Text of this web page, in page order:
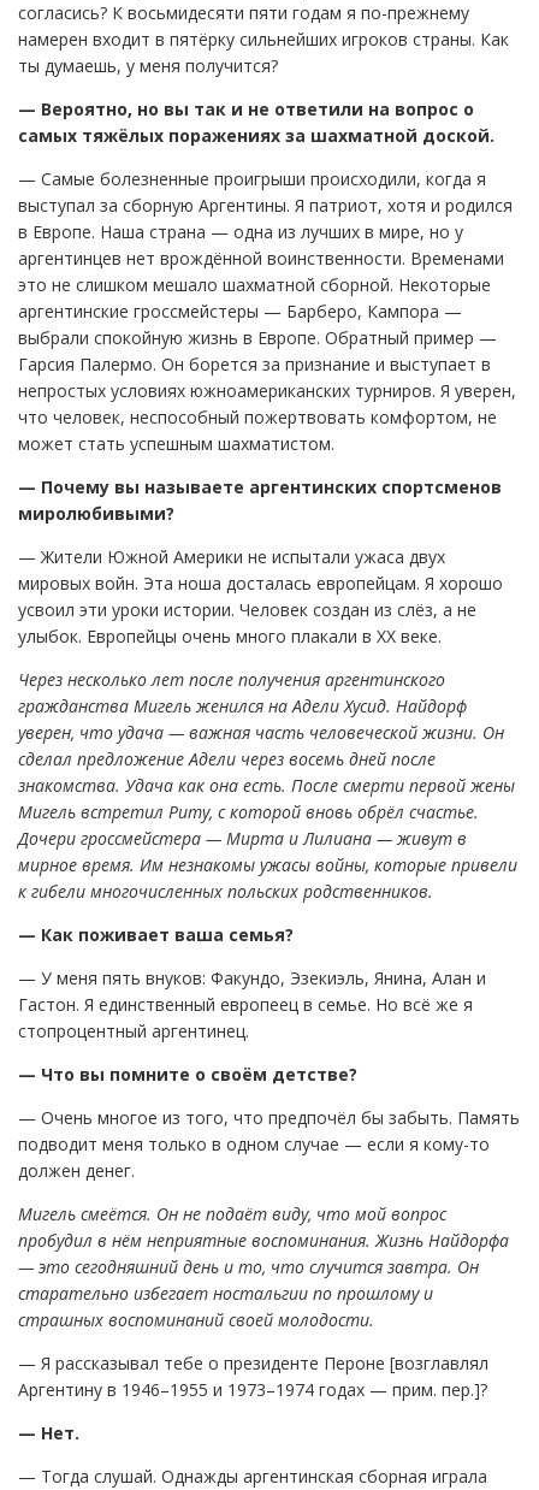
согласись? К восьмидесяти пяти годам я по-прежнему
намерен входит в пятёрку сильнейших игроков страны. Как
ты думаешь, у меня получится?
— Вероятно, но вы так и не ответили на вопрос о
самых тяжёлых поражениях за шахматной доской.
— Самые болезненные проигрыши происходили, когда я
выступал за сборную Аргентины. Я патриот, хотя и родился
в Европе. Наша страна — одна из лучших в мире, но у
аргентинцев нет врождённой воинственности. Временами
это не слишком мешало шахматной сборной. Некоторые
аргентинские гроссмейстеры — Барберо, Кампора —
выбрали спокойную жизнь в Европе. Обратный пример —
Гарсия Палермо. Он борется за признание и выступает в
непростых условиях южноамериканских турниров. Я уверен,
что человек, неспособный пожертвовать комфортом, не
может стать успешным шахматистом.
— Почему вы называете аргентинских спортсменов
миролюбивыми?
— Жители Южной Америки не испытали ужаса двух
мировых войн. Эта ноша досталась европейцам. Я хорошо
усвоил эти уроки истории. Человек создан из слёз, а не
улыбок. Европейцы очень много плакали в XX веке.
Через несколько лет после получения аргентинского
гражданства Мигель женился на Адели Хусид. Найдорф
уверен, что удача — важная часть человеческой жизни. Он
сделал предложение Адели через восемь дней после
знакомства. Удача как она есть. После смерти первой жены
Мигель встретил Риту, с которой вновь обрёл счастье.
Дочери гроссмейстера — Мирта и Лилиана — живут в
мирное время. Им незнакомы ужасы войны, которые привели
к гибели многочисленных польских родственников.
— Как поживает ваша семья?
— У меня пять внуков: Факундо, Эзекиэль, Янина, Алан и
Гастон. Я единственный европеец в семье. Но всё же я
стопроцентный аргентинец.
— Что вы помните о своём детстве?
— Очень многое из того, что предпочёл бы забыть. Память
подводит меня только в одном случае — если я кому-то
должен денег.
Мигель смеётся. Он не подаёт виду, что мой вопрос
пробудил в нём неприятные воспоминания. Жизнь Найдорфа
— это сегодняшний день и то, что случится завтра. Он
старательно избегает ностальгии по прошлому и
страшных воспоминаний своей молодости.
— Я рассказывал тебе о президенте Пероне [возглавлял
Аргентину в 1946–1955 и 1973–1974 годах — прим. пер.]?
— Нет.
— Тогда слушай. Однажды аргентинская сборная играла